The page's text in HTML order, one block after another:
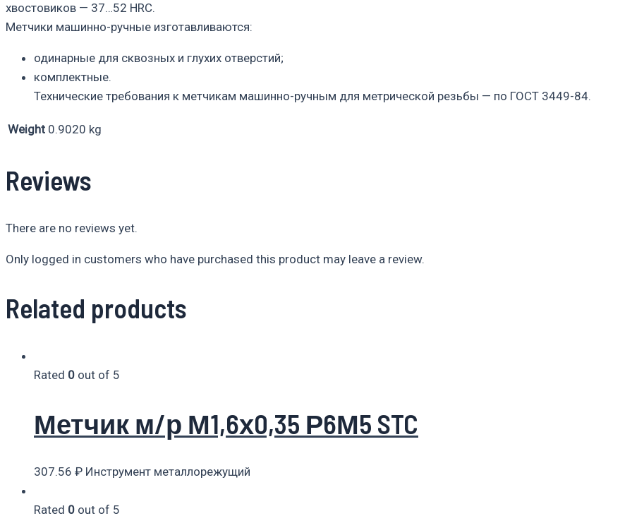
хвостовиков — 37…52 HRC.
Метчики машинно-ручные изготавливаются:
одинарные для сквозных и глухих отверстий;
комплектные.
Технические требования к метчикам машинно-ручным для метрической резьбы — по ГОСТ 3449-84.
Weight 0.9020 kg
Reviews
There are no reviews yet.
Only logged in customers who have purchased this product may leave a review.
Related products
Rated 0 out of 5
Метчик м/р М1,6х0,35 Р6М5 STC
307.56 ₽ Инструмент металлорежущий
Rated 0 out of 5